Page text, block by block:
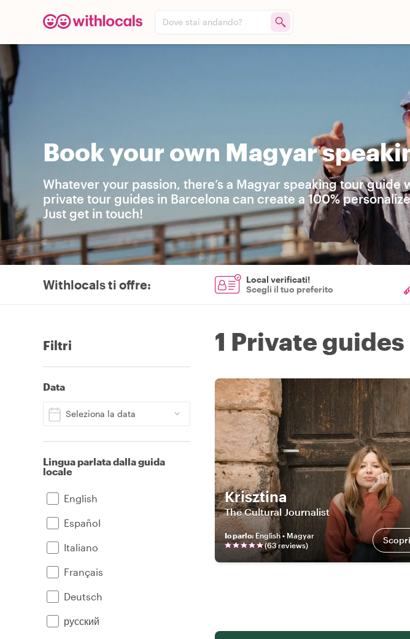
Dove stai andando?
Book your own Magyar
Whatever your passion, there’s a Magyar speaking tour guide
private tour guides in Barcelona can create a 100%
Just get in touch!
Withlocals ti offre:
Local verificati!
Scegli il tuo preferito
Filtri
Data
Seleziona la data
Lingua parlata dalla guida
locale
English
Español
Italiano
Français
Deutsch
русский
1 Private guides
Krisztina
The Cultural Journalist
Io parlo: English • Magyar
(63reviews)